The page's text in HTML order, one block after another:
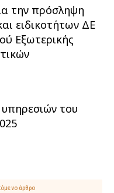
την πρόσληψη
ειδικοτήτων ΔΕ
Εξωτερικής
του
άρθρο